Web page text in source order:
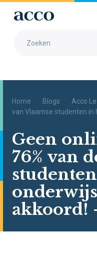
Home Blogs Acco
van Vlaamse studenten in
Geen
76% van
akkoord!